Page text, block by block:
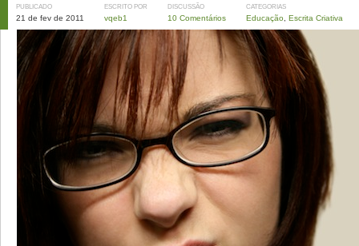
PUBLICADO
21 de fev de 2011
ESCRITO POR
vqeb1
DISCUSSÃO
10 Comentários
CATEGORIAS
Educação Escrita Criativa